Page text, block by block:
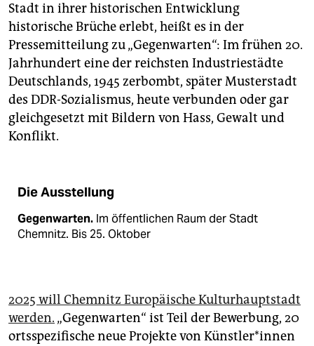
Stadt in ihrer historischen Entwicklung
historische Brüche erlebt, heißt es in der
Pressemitteilung zu „Gegenwarten“: Im frühen 20.
Jahrhundert eine der reichsten Industriestädte
Deutschlands, 1945 zerbombt, später Musterstadt
des DDR-Sozialismus, heute verbunden oder gar
gleichgesetzt mit Bildern von Hass, Gewalt und
Konflikt.
Die Ausstellung
Gegenwarten. Im öffentlichen Raum der Stadt
Chemnitz. Bis 25. Oktober
2025 will Chemnitz Europäische Kulturhauptstadt
werden. „Gegenwarten“ ist Teil der Bewerbung, 20
ortsspezifische neue Projekte von Künstler*innen